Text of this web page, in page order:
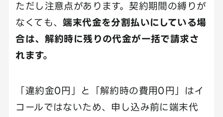
ただし注意点があります。契約期間の縛りが
なくても、端末代金を分割払いにしている場
合は、解約時に残りの代金が一括で請求さ
れます。
「違約金0円」と「解約時の費用0円」はイ
コールではないため、申し込み前に端末代